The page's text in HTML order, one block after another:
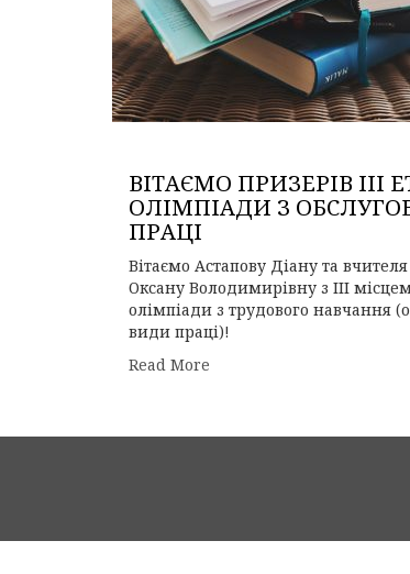
ВІТАЄМО ПРИЗЕРІВ ІІІ
ОЛІМПІАДИ З
ПРАЦІ
Вітаємо Астапову Діану та
Оксану Володимирівну з ІІІ місцем
олімпіади з трудового навчання
види праці)!
Read More